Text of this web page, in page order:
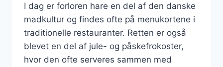
I dag er forloren hare en del af den danske
madkultur og findes ofte på menukortene i
traditionelle restauranter. Retten er også
blevet en del af jule- og påskefrokoster,
hvor den ofte serveres sammen med